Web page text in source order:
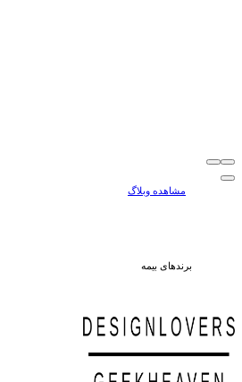
مشاهده وبلاگ
برندهای بیمه